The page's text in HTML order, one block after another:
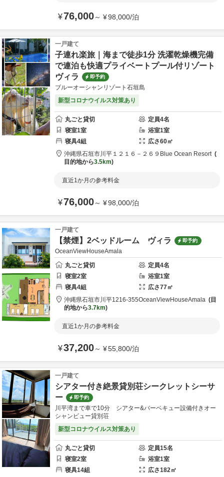
¥76,000～ ¥98,000/泊
一戸建て
子連れ楽旅｜海まで徒歩1分 洗濯乾燥機完備
で連泊も快適プライベートプール付リゾート
ヴィラ
即予約
ブルーオーシャンリゾート石垣島
新型コロナウイルス対策あり
丸ごと貸切 定員4名
寝室1室 浴室1室
寝具4組 広さ60㎡
沖縄県石垣市川平１２１６－２６９ Blue Ocean Resort
目的地から3.5km
直近1か月の参考料金
¥76,000～ ¥98,000/泊
一戸建て
【禁煙】2ベッドルーム ヴィラ 即予約
OceanViewHouseAmala
丸ごと貸切
定員4名
寝室2室 浴室1室
寝具4組 広さ77㎡
沖縄県石垣市川平1216-355OceanViewHouseAmala
目
的地から3.7km
直近1か月の参考料金
¥37,200～ ¥55,800/泊
一戸建て
シアター付き絶景貸別荘シークレットシーサ
ー
即予約
川平湾まで車で10分 シアター&バーベキュー設備付きオー
シャンビュー貸別荘
新型コロナウイルス対策あり
丸ごと貸切 定員15名
寝室2室 浴室1室
寝具14組 広さ182㎡